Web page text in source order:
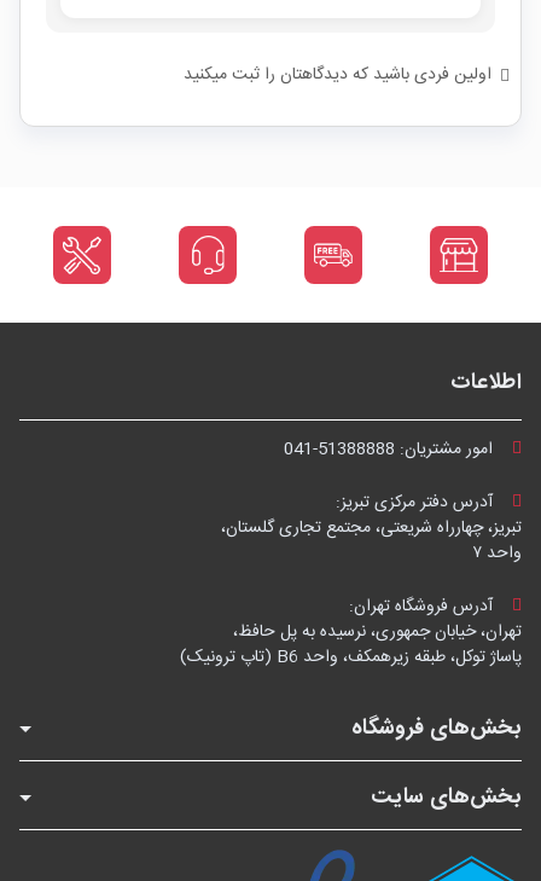
اولین فردی باشید که دیدگاهتان را ثبت میکنید
اطلاعات
امور مشتریان: 041-51388888
آدرس دفتر مرکزی تبریز:
تبریز، چهارراه شریعتی، مجتمع تجاری گلستان،
واحد ۷
آدرس فروشگاه تهران:
تهران، خیابان جمهوری، نرسیده به پل حافظ،
پاساژ توکل، طبقه زیرهمکف، واحد B6 (تاپ ترونیک)
بخش‌های فروشگاه
بخش‌های سایت